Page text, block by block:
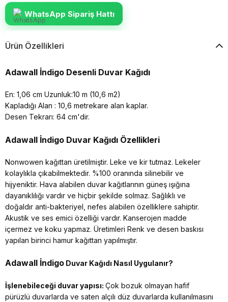
WhatsApp Sipariş Hattı
Ürün Özellikleri
Adawall İndigo Desenli Duvar Kağıdı
En: 1,06 cm Uzunluk:10 m (10,6 m2)
Kapladığı Alan : 10,6 metrekare alan kaplar.
Desen Tekrarı: 64 cm'dir.
Adawall İndigo Duvar Kağıdı Özellikleri
Nonwowen kağıttan üretilmiştir. Leke ve kir tutmaz. Lekeler
kolaylıkla çıkabilmektedir. %100 oranında silinebilir ve
hijyeniktir. Hava alabilen duvar kağıtlarının güneş ışığına
dayanıklılığı vardır ve hiçbir şekilde solmaz. Sağlıklı ve
doğaldır anti-bakteriyel, nefes alabilen özelliklere sahiptir.
Akustik ve ses emici özelliği vardır. Kanserojen madde
içermez ve koku yapmaz. Üretimleri Renk ve desen baskısı
yapılan birinci hamur kağıttan yapılmıştır.
Adawall İndigo Duvar Kağıdı Nasıl Uygulanır?
İşlenebileceği duvar yapısı: Çok bozuk olmayan hafif
pürüzlü duvarlarda ve saten alçılı düz duvarlarda kullanılmasını